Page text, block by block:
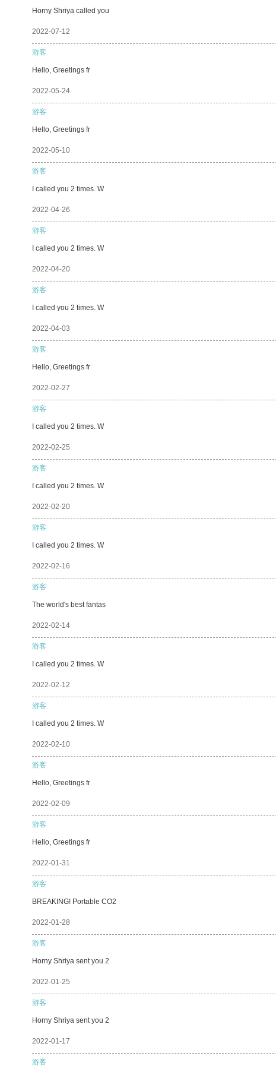
Horny Shriya called you
2022-07-12
游客
Hello, Greetings fr
2022-05-24
游客
Hello, Greetings fr
2022-05-10
游客
I called you 2 times. W
2022-04-26
游客
I called you 2 times. W
2022-04-20
游客
I called you 2 times. W
2022-04-03
游客
Hello, Greetings fr
2022-02-27
游客
I called you 2 times. W
2022-02-25
游客
I called you 2 times. W
2022-02-20
游客
I called you 2 times. W
2022-02-16
游客
The world's best fantas
2022-02-14
游客
I called you 2 times. W
2022-02-12
游客
I called you 2 times. W
2022-02-10
游客
Hello, Greetings fr
2022-02-09
游客
Hello, Greetings fr
2022-01-31
游客
BREAKING! Portable CO2
2022-01-28
游客
Horny Shriya sent you 2
2022-01-25
游客
Horny Shriya sent you 2
2022-01-17
游客